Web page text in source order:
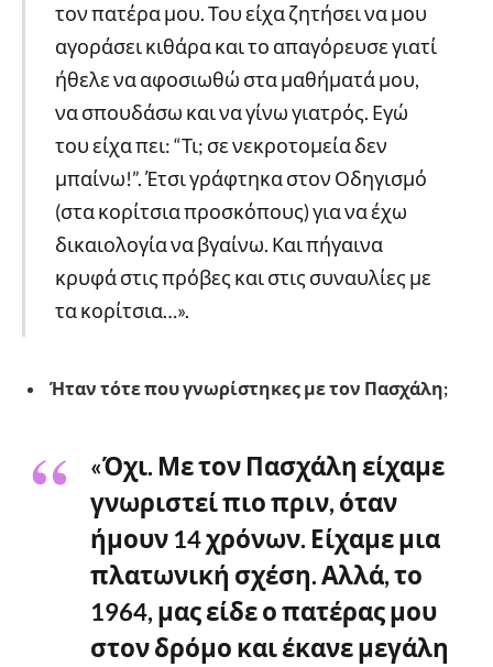
τον πατέρα μου. Του είχα ζητήσει να μου
αγοράσει κιθάρα και το απαγόρευσε γιατί
ήθελε να αφοσιωθώ στα μαθήματά μου,
να σπουδάσω και να γίνω γιατρός. Εγώ
του είχα πει: “Τι; σε νεκροτομεία δεν
μπαίνω!”. Έτσι γράφτηκα στον Οδηγισμό
(στα κορίτσια προσκόπους) για να έχω
δικαιολογία να βγαίνω. Και πήγαινα
κρυφά στις πρόβες και στις συναυλίες με
τα κορίτσια…».
Ήταν τότε που γνωρίστηκες με τον Πασχάλη;
«Όχι. Με τον Πασχάλη είχαμε
γνωριστεί πιο πριν, όταν
ήμουν 14 χρόνων. Είχαμε μια
πλατωνική σχέση. Αλλά, το
1964, μας είδε ο πατέρας μου
στον δρόμο και έκανε μεγάλη